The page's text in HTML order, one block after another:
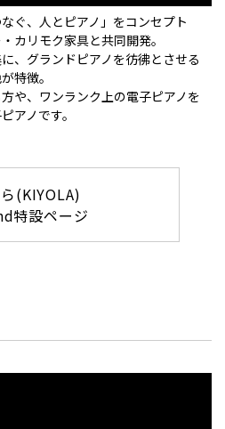
ぐ、人とピアノ」をコンセプト
カリモク家具と共同開発。
、グランドピアノを彷彿とさせる
特徴。
や、ワンランク上の電子ピアノを
アノです。
(KIYOLA)
特設ページ